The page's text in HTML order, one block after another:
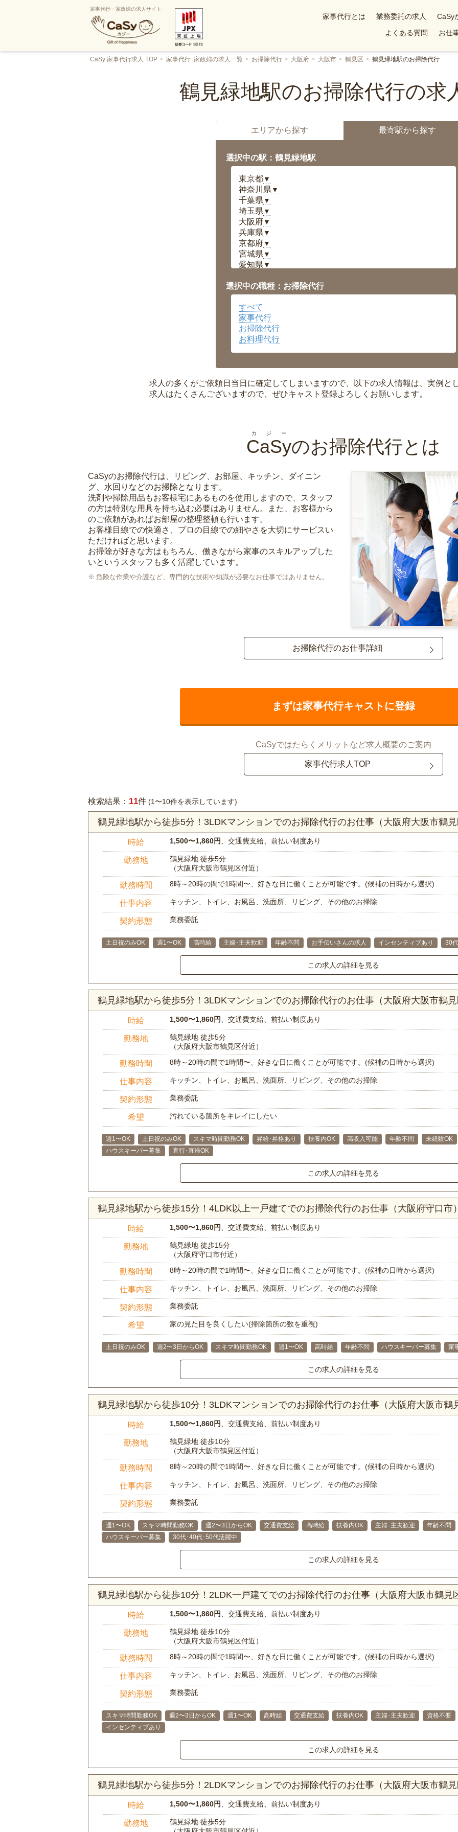
家事代行・家政婦の求人サイト
家事代行とは 業務委託の求人
CaSy
よくある質問
お仕
CaSy 家事代行求人 TOP 家事代行･家政婦の求人一覧 お掃除代行 大阪府 大阪市 鶴見区 鶴見緑地駅のお掃除代行
鶴見緑地駅のお掃除代行の求
エリアから探す 最寄駅から探す
選択中の駅：鶴見緑地駅
東京都▼
神奈川県 ▼
千葉県 ▼
埼玉県 ▼
大阪府▼
兵庫県 ▼
京都府▼
宮城県 ▼
愛知県 ▼
岡山県▼
広島県▼
沖縄県
選択中の職種：お掃除代行
すべて
家事代行
お掃除代行
お料理代行
求人の多くがご依頼日当日に確定してしまいますので、以下の求人情報は、実例と
求人はたくさんございますので、ぜひキャスト登録よろしくお願いします。
CaSy
カジー
のお掃除代行とは
CaSyのお掃除代行は、リビング、お部屋、キッチン、ダイニン
グ、水回りなどのお掃除となります。
洗剤や掃除用品もお客様宅にあるものを使用しますので、スタッフ
の方は特別な用具を持ち込む必要はありません。また、お客様から
のご依頼があればお部屋の整理整頓も行います。
お客様目線での快適さ、プロの目線での細やさを大切にサービスい
ただければと思います。
お掃除が好きな方はもちろん、働きながら家事のスキルアップした
いというスタッフも多く活躍しています。
危険な作業や介護など、専門的な技術や知識が必要なお仕事ではありません。
お掃除代行のお仕事詳細
まずは家事代行キャストに登録
CaSyではたらくメリットなど求人概要のご案内
家事代行求人TOP
検索結果： 11件 (1〜10件を表示しています)
鶴見緑地駅から徒歩5分！3LDKマンションでのお掃除代行のお仕事（大阪府大阪市鶴
時給 1,500〜1,860円 、交通費支給、前払い制度あり
勤務地
鶴見緑地 徒歩5分
（大阪府大阪市鶴見区付近）
勤務時間 8時～20時の間で1時間〜、好きな日に働くことが可能です。(候補の日時から選択)
仕事内容 キッチン、トイレ、お風呂、洗面所、リビング、その他のお掃除
契約形態 業務委託
土日祝のみOK 週1〜OK 高時給 主婦･主夫歓迎 年齢不問 お手伝いさんの求人 インセンティブあり 30
この求人の詳細を見る
鶴見緑地駅から徒歩5分！3LDKマンションでのお掃除代行のお仕事（大阪府大阪市鶴
時給 1,500〜1,860円 、交通費支給、前払い制度あり
勤務地
鶴見緑地 徒歩5分
（大阪府大阪市鶴見区付近）
勤務時間 8時～20時の間で1時間〜、好きな日に働くことが可能です。(候補の日時から選択)
仕事内容 キッチン、トイレ、お風呂、洗面所、リビング、その他のお掃除
契約形態 業務委託
希望 汚れている箇所をキレイにしたい
週1〜OK 土日祝のみOK スキマ時間勤務OK 昇給･昇格あり 扶養内OK 高収入可能 年齢不問
未経験OK
ハウスキーパー募集
直行･直帰OK
この求人の詳細を見る
鶴見緑地駅から徒歩15分！4LDK以上一戸建てでのお掃除代行のお仕事（大阪府守口市
時給 1,500〜1,860円 、交通費支給、前払い制度あり
勤務地
鶴見緑地 徒歩15分
（大阪府守口市付近）
勤務時間 8時～20時の間で1時間〜、好きな日に働くことが可能です。(候補の日時から選択)
仕事内容 キッチン、トイレ、お風呂、洗面所、リビング、その他のお掃除
契約形態 業務委託
希望 家の見た目を良くしたい(掃除箇所の数を重視)
土日祝のみOK 週2〜3日からOK スキマ時間勤務OK 週1〜OK 高時給 年齢不問 ハウスキーパー募集 家
この求人の詳細を見る
鶴見緑地駅から徒歩10分！3LDKマンションでのお掃除代行のお仕事（大阪府大阪市鶴
時給 1,500〜1,860円 、交通費支給、前払い制度あり
勤務地
鶴見緑地 徒歩10分
（大阪府大阪市鶴見区付近）
勤務時間 8時～20時の間で1時間〜、好きな日に働くことが可能です。(候補の日時から選択)
仕事内容 キッチン、トイレ、お風呂、洗面所、リビング、その他のお掃除
契約形態 業務委託
週1〜OK スキマ時間勤務OK 週2〜3日からOK 交通費支給 高時給 扶養内OK 主婦･主夫歓迎
年齢不問
ハウスキーパー募集
30代･40代･50代活躍中
この求人の詳細を見る
鶴見緑地駅から徒歩10分！2LDK一戸建てでのお掃除代行のお仕事（大阪府大阪市鶴見
時給 1,500〜1,860円 、交通費支給、前払い制度あり
勤務地
鶴見緑地 徒歩10分
（大阪府大阪市鶴見区付近）
勤務時間 8時～20時の間で1時間〜、好きな日に働くことが可能です。(候補の日時から選択)
仕事内容 キッチン、トイレ、お風呂、洗面所、リビング、その他のお掃除
契約形態 業務委託
スキマ時間勤務OK 週2〜3日からOK 週1〜OK 高時給 交通費支給 扶養内OK 主婦･主夫歓迎
資格不要
インセンティブあり
この求人の詳細を見る
鶴見緑地駅から徒歩5分！2LDKマンションでのお掃除代行のお仕事（大阪府大阪市鶴
時給 1,500〜1,860円 、交通費支給、前払い制度あり
勤務地
鶴見緑地 徒歩5分